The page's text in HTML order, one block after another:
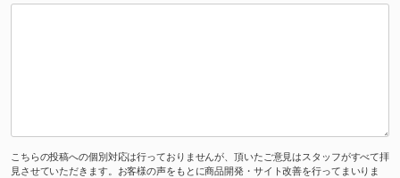
こちらの投稿への個別対応は行っておりませんが、頂いたご意見はスタッフがすべて拝
見させていただきます。お客様の声をもとに商品開発・サイト改善を行ってまいりま